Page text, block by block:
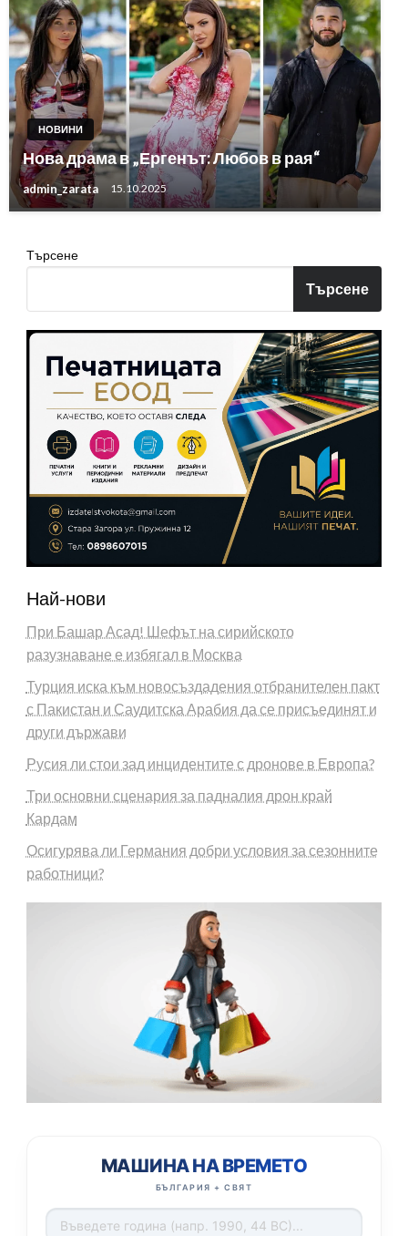
НОВИНИ
Нова драма в „Ергенът: Любов в рая“
admin_zarata 15.10.2025
Търсене
Търсене
Най-нови
При Башар Асад! Шефът на сирийското
разузнаване е избягал в Москва
Турция иска към новосъздадения отбранителен пакт
с Пакистан и Саудитска Арабия да се присъединят и
други държави
Русия ли стои зад инцидентите с дронове в Европа?
Три основни сценария за падналия дрон край
Кардам
Осигурява ли Германия добри условия за сезонните
работници?
МАШИНА НА ВРЕМЕТО
БЪЛГАРИЯ + СВЯТ